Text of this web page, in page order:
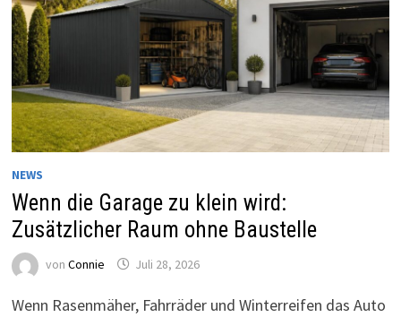
NEWS
Wenn die Garage zu klein wird:
Zusätzlicher Raum ohne Baustelle
von Connie Juli 28, 2026
Wenn Rasenmäher, Fahrräder und Winterreifen das Auto